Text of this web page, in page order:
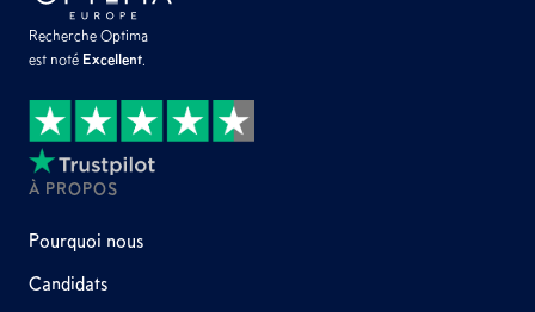
Recherche Optima
est noté Excellent.
À PROPOS
Pourquoi nous
Candidats